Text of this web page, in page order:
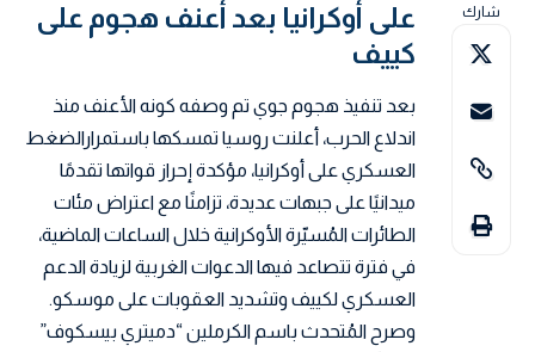
شارك
على أوكرانيا بعد أعنف هجوم على
كييف
بعد تنفيذ هجوم جوي تم وصفه كونه الأعنف منذ
اندلاع الحرب، أعلنت روسيا تمسكها باستمرارالضغط
العسكري على أوكرانيا، مؤكدة إحراز قواتها تقدمًا
ميدانيًا على جبهات عديدة، تزامنًا مع اعتراض مئات
الطائرات المُسيّرة الأوكرانية خلال الساعات الماضية،
في فترة تتصاعد فيها الدعوات الغربية لزيادة الدعم
العسكري لكييف وتشديد العقوبات على موسكو.
وصرح المُتحدث باسم الكرملين “دميتري بيسكوف”